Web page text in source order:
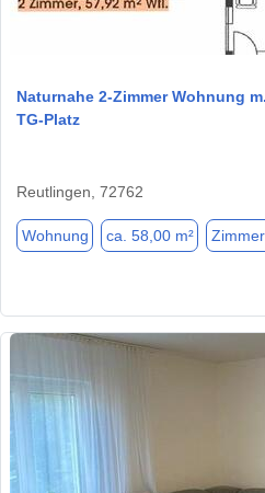
Naturnahe 2-Zimmer Wohnung
TG-Platz
Reutlingen, 72762
Wohnung ca. 58,00 m²